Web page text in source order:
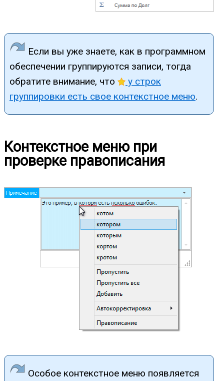
Если вы уже знаете, как в программном
обеспечении группируются записи, тогда
обратите внимание, что
у строк
группировки есть свое контекстное меню.
Контекстное меню при
проверке правописания
Особое контекстное меню появляется